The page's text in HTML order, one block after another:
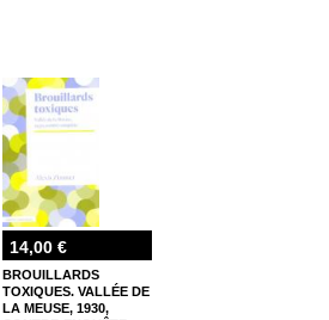
14,00 €
BROUILLARDS
TOXIQUES. VALLÉE DE
LA MEUSE, 1930,